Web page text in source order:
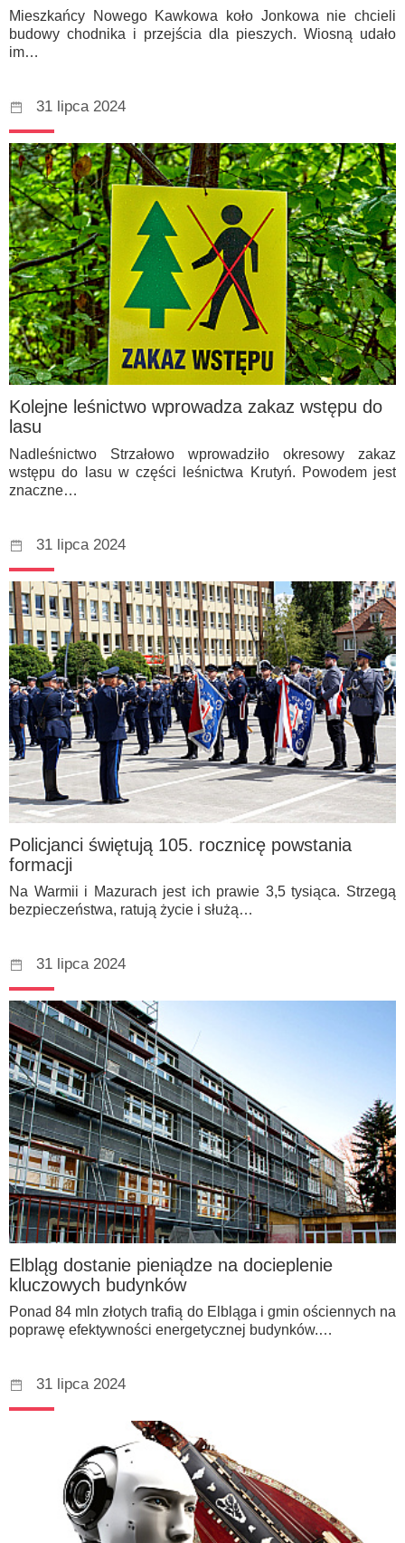
Mieszkańcy Nowego Kawkowa koło Jonkowa nie chcieli
budowy chodnika i przejścia dla pieszych. Wiosną udało
im…
31 lipca 2024
Kolejne leśnictwo wprowadza zakaz wstępu do
lasu
Nadleśnictwo Strzałowo wprowadziło okresowy zakaz
wstępu do lasu w części leśnictwa Krutyń. Powodem jest
znaczne…
31 lipca 2024
Policjanci świętują 105. rocznicę powstania
formacji
Na Warmii i Mazurach jest ich prawie 3,5 tysiąca. Strzegą
bezpieczeństwa, ratują życie i służą…
31 lipca 2024
Elbląg dostanie pieniądze na docieplenie
kluczowych budynków
Ponad 84 mln złotych trafią do Elbląga i gmin ościennych na
poprawę efektywności energetycznej budynków.…
31 lipca 2024